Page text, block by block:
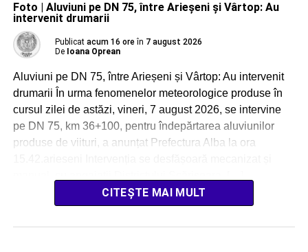
Foto | Aluviuni pe DN 75, între Arieșeni și Vârtop: Au
intervenit drumarii
Publicat acum 16 ore în 7 august 2026
De Ioana Oprean
Aluviuni pe DN 75, între Arieșeni și Vârtop: Au intervenit
drumarii În urma fenomenelor meteorologice produse în
cursul zilei de astăzi, vineri, 7 august 2026, se intervine
pe DN 75, km 36+100, pentru îndepărtarea aluviunilor
produse de viituri, a anunțat Prefectura Alba la ora
CITEȘTE MAI MULT